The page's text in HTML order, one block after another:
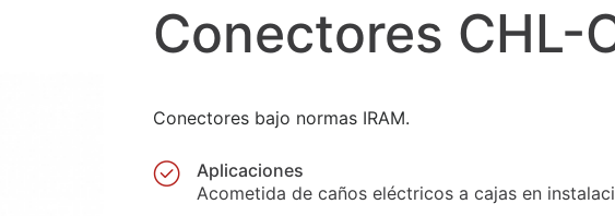
Conectores CHL-
Conectores bajo normas IRAM.
Aplicaciones
Acometida de caños eléctricos a cajas en